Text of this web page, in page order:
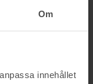
Om
innehållet